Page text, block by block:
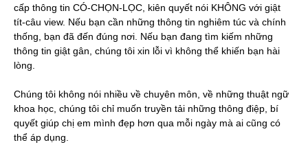
cấp thông tin CÓ-CHỌN-LỌC, kiên quyết nói KHÔNG với giật
tít-câu view. Nếu bạn cần những thông tin nghiêm túc và chính
thống, bạn đã đến đúng nơi. Nếu bạn đang tìm kiếm những
thông tin giật gân, chúng tôi xin lỗi vì không thể khiến bạn hài
lòng.
Chúng tôi không nói nhiều về chuyên môn, về những thuật ngữ
khoa học, chúng tôi chỉ muốn truyền tải những thông điệp, bí
quyết giúp chị em mình đẹp hơn qua mỗi ngày mà ai cũng có
thể áp dụng.